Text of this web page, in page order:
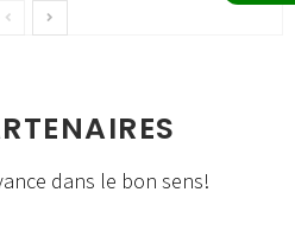
dans le bon sens!